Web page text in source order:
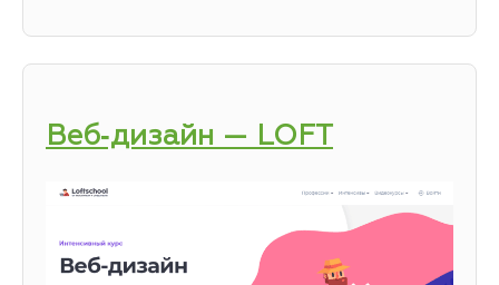
Веб‑дизайн — LOFT